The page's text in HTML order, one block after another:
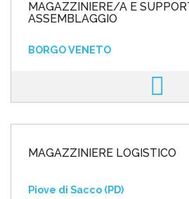
MAGAZZINIERE/A E
ASSEMBLAGGIO
BORGO VENETO
MAGAZZINIERE LOGISTICO
Piove di Sacco (PD)